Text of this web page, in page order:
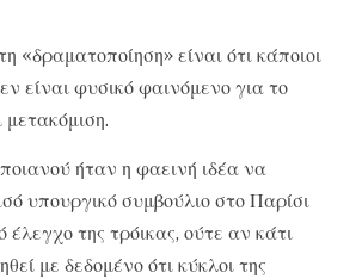
«δραματοποίηση» είναι ότι κάποιοι
είναι φυσικό φαινόμενο για το
μετακόμιση.
ήταν η φαεινή ιδέα να
υπουργικό συμβούλιο στο Παρίσι
έλεγχο της τρόικας, ούτε αν κάτι
με δεδομένο ότι κύκλοι της